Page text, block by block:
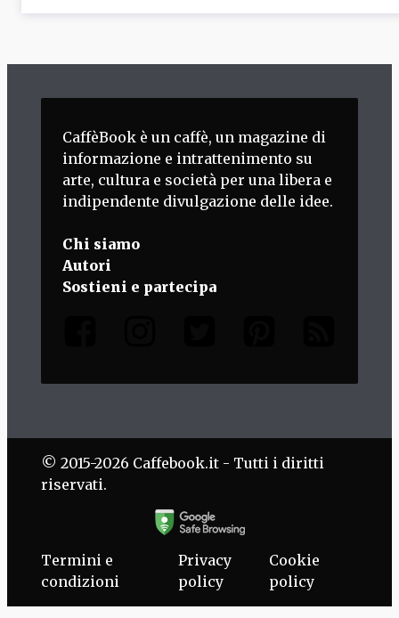
CaffèBook è un caffè, un magazine di
informazione e intrattenimento su
arte, cultura e società per una libera e
indipendente divulgazione delle idee.
Chi siamo
Autori
Sostieni e partecipa
© 2015-2026 Caffebook.it - Tutti i diritti
riservati.
Termini e
condizioni
Privacy
policy
Cookie
policy